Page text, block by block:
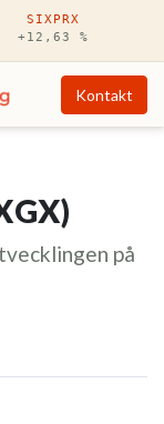
SIXPRX
+12,63 %
Kontakt
på